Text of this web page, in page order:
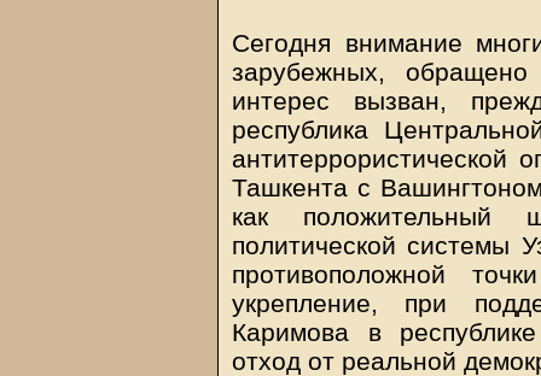
Сегодня внимание
зарубежных, обращено
интерес вызван,
республика
антитеррористической
Ташкента с
как положительный
политической системы
противоположной
укрепление, при
Каримова в
отход от реальной